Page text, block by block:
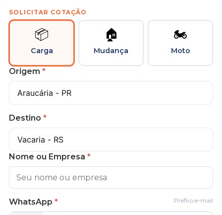
SOLICITAR COTAÇÃO
📦
Carga
🏠
Mudança
🏍
Moto
Origem *
Destino *
Nome ou Empresa *
WhatsApp * Prefiro e-mail